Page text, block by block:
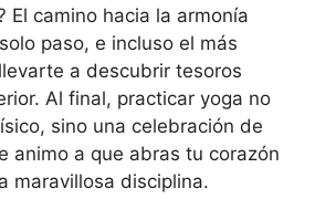
El camino hacia la armonía
paso, e incluso el más
a descubrir tesoros
Al final, practicar yoga no
sino una celebración de
animo a que abras tu corazón
maravillosa disciplina.